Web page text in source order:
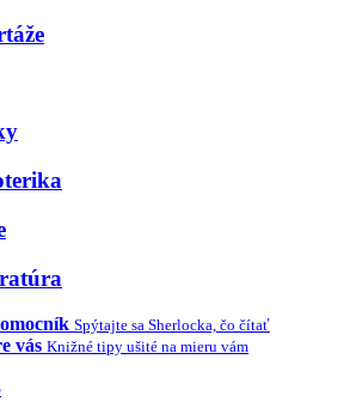
Spýtajte sa Sherlocka, čo čítať
vás Knižné tipy ušité na mieru vám